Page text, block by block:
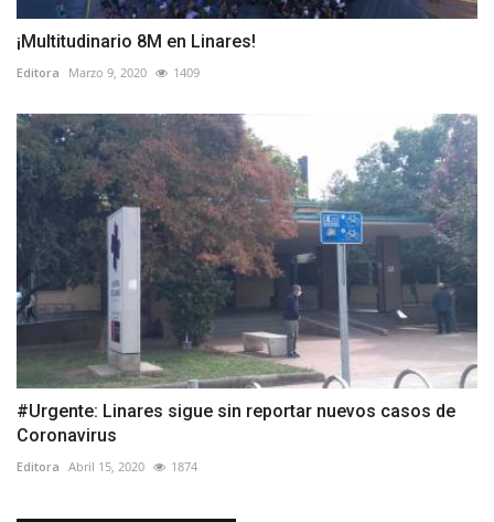
¡Multitudinario 8M en Linares!
Editora Marzo 9, 2020 1409
#Urgente: Linares sigue sin reportar nuevos casos de
Coronavirus
Editora Abril 15, 2020 1874